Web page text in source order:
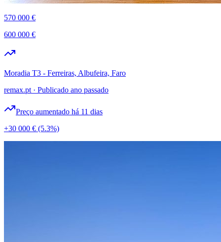
570 000 €
600 000 €
Moradia T3 - Ferreiras, Albufeira, Faro
remax.pt · Publicado ano passado
Preço aumentado há 11 dias
+30 000 € (5.3%)